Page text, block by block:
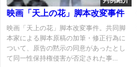
映画「天上の花」脚本改変事件
映画「天上の花」脚本改変事件。共同脚
本家による脚本原稿の加筆・修正行為に
ついて、原告の黙示の同意があったとし
て同一性保持権侵害が否定された事...